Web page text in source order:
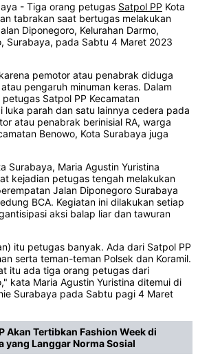
- Tiga orang petugas Satpol PP Kota
tabrakan saat bertugas melakukan
Diponegoro, Kelurahan Darmo,
Surabaya, pada Sabtu 4 Maret 2023
pemotor atau penabrak diduga
pengaruh minuman keras. Dalam
Satpol PP Kecamatan
luka parah dan satu lainnya cedera pada
atau penabrak berinisial RA, warga
Benowo, Kota Surabaya juga
Surabaya, Maria Agustin Yuristina
kejadian petugas tengah melakukan
Jalan Diponegoro Surabaya
BCA. Kegiatan ini dilakukan setiap
aksi balap liar dan tawuran
itu petugas banyak. Ada dari Satpol PP
serta teman-teman Polsek dan Koramil.
itu ada tiga orang petugas dari
kata Maria Agustin Yuristina ditemui di
Surabaya pada Sabtu pagi 4 Maret
Akan Tertibkan Fashion Week di
yang Langgar Norma Sosial